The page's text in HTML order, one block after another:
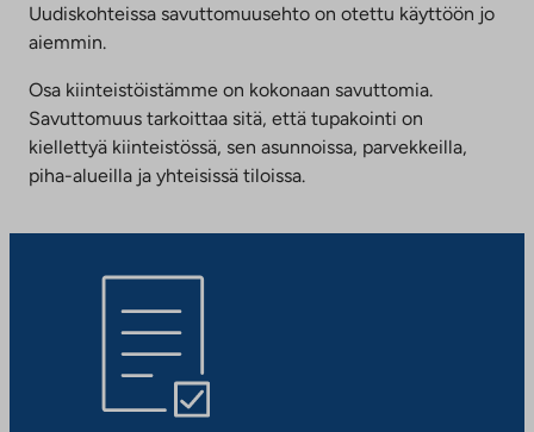
Uudiskohteissa savuttomuusehto on otettu käyttöön jo
aiemmin.
Osa kiinteistöistämme on kokonaan savuttomia.
Savuttomuus tarkoittaa sitä, että tupakointi on
kiellettyä kiinteistössä, sen asunnoissa, parvekkeilla,
piha-alueilla ja yhteisissä tiloissa.